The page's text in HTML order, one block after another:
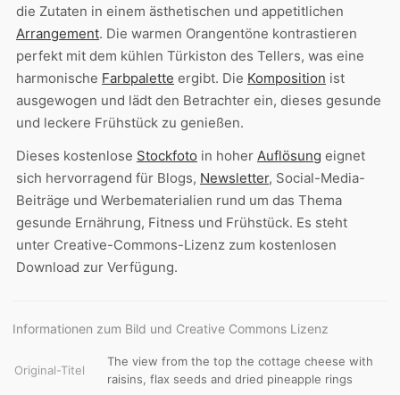
die Zutaten in einem ästhetischen und appetitlichen
Arrangement. Die warmen Orangentöne kontrastieren
perfekt mit dem kühlen Türkiston des Tellers, was eine
harmonische Farbpalette ergibt. Die Komposition ist
ausgewogen und lädt den Betrachter ein, dieses gesunde
und leckere Frühstück zu genießen.
Dieses kostenlose Stockfoto in hoher Auflösung eignet
sich hervorragend für Blogs, Newsletter, Social-Media-
Beiträge und Werbematerialien rund um das Thema
gesunde Ernährung, Fitness und Frühstück. Es steht
unter Creative-Commons-Lizenz zum kostenlosen
Download zur Verfügung.
Informationen zum Bild und Creative Commons Lizenz
Original-Titel
The view from the top the cottage cheese with
raisins, flax seeds and dried pineapple rings